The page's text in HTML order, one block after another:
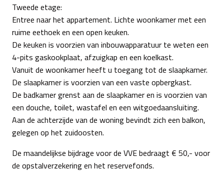
Tweede etage:
Entree naar het appartement. Lichte woonkamer met een
ruime eethoek en een open keuken.
De keuken is voorzien van inbouwapparatuur te weten een
4-pits gaskookplaat, afzuigkap en een koelkast.
Vanuit de woonkamer heeft u toegang tot de slaapkamer.
De slaapkamer is voorzien van een vaste opbergkast.
De badkamer grenst aan de slaapkamer en is voorzien van
een douche, toilet, wastafel en een witgoedaansluiting.
Aan de achterzijde van de woning bevindt zich een balkon,
gelegen op het zuidoosten.
De maandelijkse bijdrage voor de VVE bedraagt € 50,- voor
de opstalverzekering en het reservefonds.